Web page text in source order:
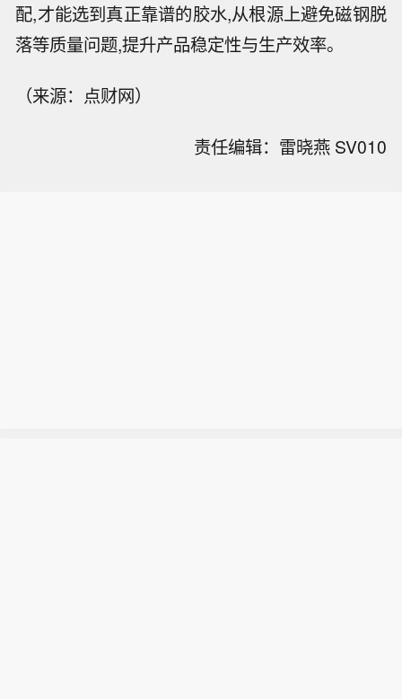
配,才能选到真正靠谱的胶水,从根源上避免磁钢脱
落等质量问题,提升产品稳定性与生产效率。
（来源：点财网）
责任编辑：雷晓燕 SV010